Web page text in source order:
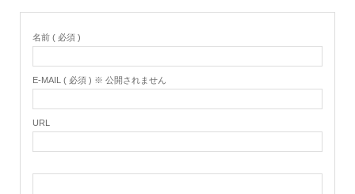
名前 ( 必須 )
E-MAIL ( 必須 ) ※ 公開されません
URL